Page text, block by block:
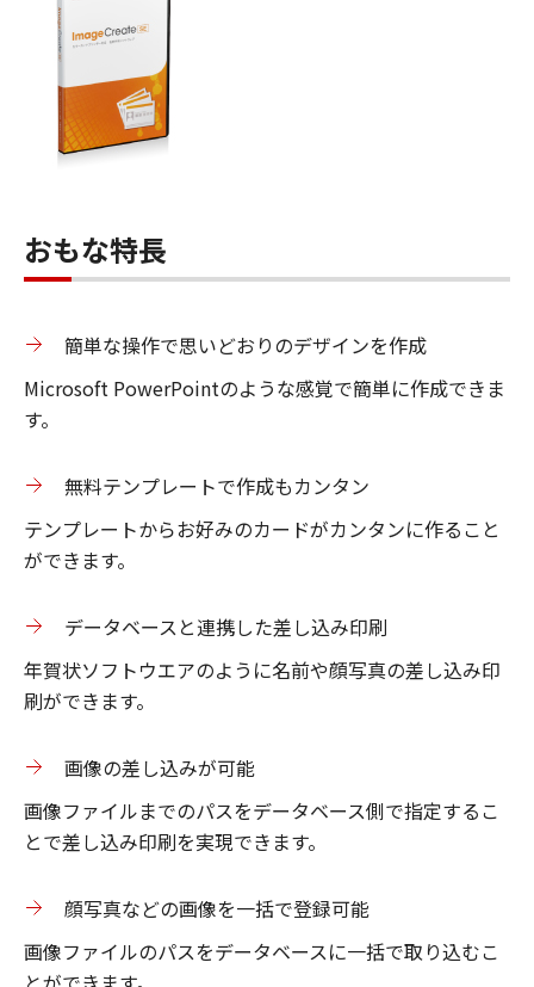
おもな特長
簡単な操作で思いどおりのデザインを作成
Microsoft PowerPointのような感覚で簡単に作成できま
す。
無料テンプレートで作成もカンタン
テンプレートからお好みのカードがカンタンに作ること
ができます。
データベースと連携した差し込み印刷
年賀状ソフトウエアのように名前や顔写真の差し込み印
刷ができます。
画像の差し込みが可能
画像ファイルまでのパスをデータベース側で指定するこ
とで差し込み印刷を実現できます。
顔写真などの画像を一括で登録可能
画像ファイルのパスをデータベースに一括で取り込むこ